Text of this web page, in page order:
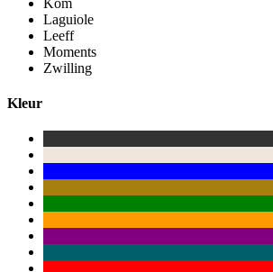
Laguiole
Leeff
Moments
Zwilling
Kleur